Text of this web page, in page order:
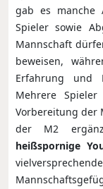
gab es manche
Spieler sowie
Mannschaft
beweisen,
Erfahrung und
Mehrere
Vorbereitung der
der M2
heißspornige